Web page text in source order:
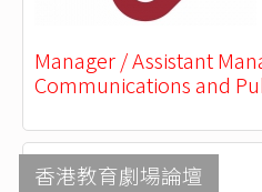
Manager / Assistant
Communications and
香港教育劇場論壇